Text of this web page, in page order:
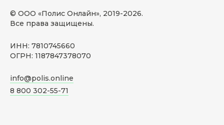
© ООО «Полис Онлайн», 2019-2026.
Все права защищены.
ИНН: 7810745660
ОГРН: 1187847378070
info@polis.online
8 800 302-55-71